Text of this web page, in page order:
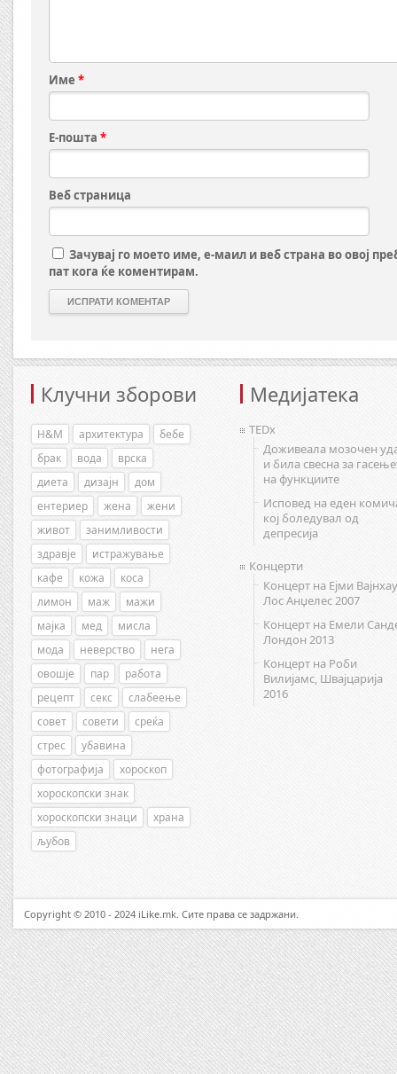
Име *
Е-пошта *
Веб страница
Зачувај го моето име, е-маил и веб страна во овој
пат кога ќе коментирам.
Клучни зборови
H&M архитектура
бебе
брак
вода
врска
диета
дизајн
дом
ентериер
жена
жени
живот
занимливости
здравје
истражување
кафе
кожа
коса
лимон
маж
мажи
мајка
мед
мисла
мода
неверство
нега
овошје
пар
работа
рецепт
секс
слабеење
совет
совети
среќа
стрес
убавина
фотографија
хороскоп
хороскопски знак
хороскопски знаци
храна
љубов
Медијатека
TEDx
Доживеала мозочен
и била свесна за
на функциите
Исповед на еден
кој боледувал од
депресија
Концерти
Концерт на Ејми
Лос Анџелес 2007
Концерт на Емели
Лондон 2013
Концерт на Роби
Вилијамс, Швајцарија
2016
Copyright © 2010 - 2024 iLike.mk. Сите права се задржани.